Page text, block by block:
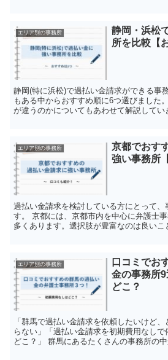
エリア別の事務所
静岡・浜松
所を比較【
静岡(特に浜松)で過払い金請求ができる事
もある中からおすすめ順に6つ選びました
が違うのかについてもあわせて解説してい
エリア別の事務所
京都でおす
強い事務所
過払い金請求を検討している方にとって
す。 京都には、京都市内を中心に弁護士
多くあります。選択肢が豊富なのは良いこ
エリア別の事務所
口コミでお
金の事務所
どこ？
「群馬で過払い金請求を依頼したいけど
らない」「過払い金請求を初期費用なし
どこ？」 群馬にあるたくさんの事務所の